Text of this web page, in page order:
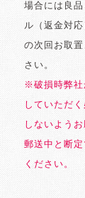
場合には良
ル（返金対
の次回お取
さい。
※破損時弊社
していただ
しないよう
郵送中と断
ください。